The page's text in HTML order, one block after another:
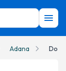
Adana Doç.